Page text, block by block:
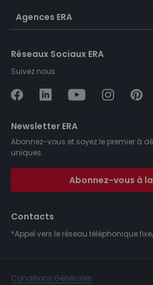
Agences ERA
Réseaux Sociaux ERA
Suivez nous:
Newsletter ERA
Abonnez-vous et soyez le premier à
uniques.
Abonnez-vous à
Contacts
*Appel vers le réseau téléphonique
Conditions Générales